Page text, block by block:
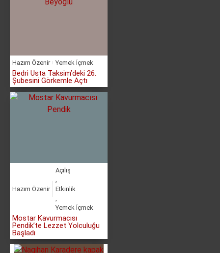
Hazım Özenir Yemek İçmek
Bedri Usta Taksim’deki 26.
Şubesini Görkemle Açtı
Hazım Özenir
Açılış
,
Etkinlik
,
Yemek İçmek
Mostar Kavurmacısı
Pendik’te Lezzet Yolculuğu
Başladı